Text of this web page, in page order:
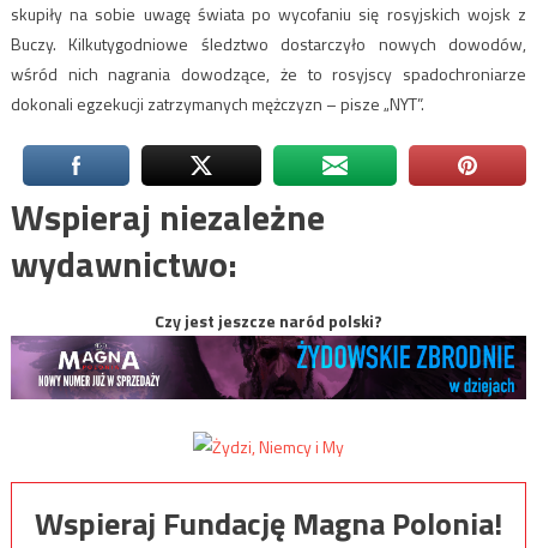
skupiły na sobie uwagę świata po wycofaniu się rosyjskich wojsk z
Buczy. Kilkutygodniowe śledztwo dostarczyło nowych dowodów,
wśród nich nagrania dowodzące, że to rosyjscy spadochroniarze
dokonali egzekucji zatrzymanych mężczyzn – pisze „NYT”.
Wspieraj niezależne
wydawnictwo:
Czy jest jeszcze naród polski?
Wspieraj Fundację Magna Polonia!